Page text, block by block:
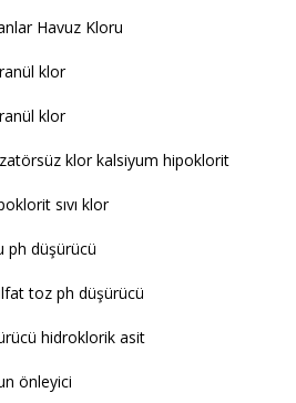
Havuz Kloru
klor
klor
klor kalsiyum hipoklorit
sıvı klor
ph düşürücü
toz ph düşürücü
hidroklorik asit
önleyici